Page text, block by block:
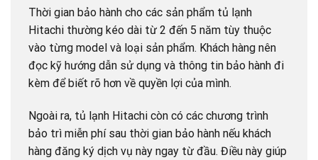
Thời gian bảo hành cho các sản phẩm tủ lạnh
Hitachi thường kéo dài từ 2 đến 5 năm tùy thuộc
vào từng model và loại sản phẩm. Khách hàng nên
đọc kỹ hướng dẫn sử dụng và thông tin bảo hành đi
kèm để biết rõ hơn về quyền lợi của mình.
Ngoài ra, tủ lạnh Hitachi còn có các chương trình
bảo trì miễn phí sau thời gian bảo hành nếu khách
hàng đăng ký dịch vụ này ngay từ đầu. Điều này giúp